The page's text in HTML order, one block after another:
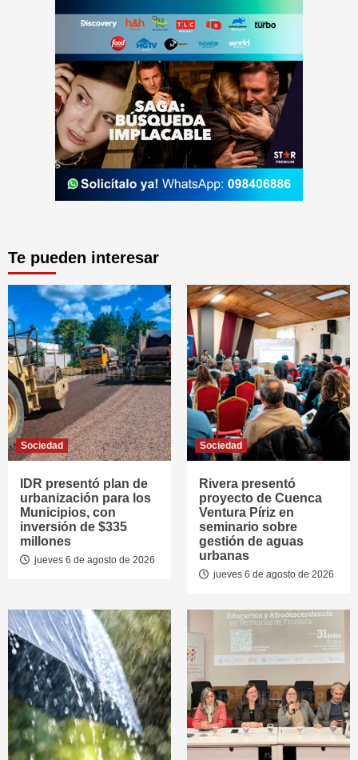
Te pueden interesar
Sociedad
IDR presentó plan de
urbanización para los
Municipios, con
inversión de $335
millones
jueves 6 de agosto de 2026
Sociedad
Rivera presentó
proyecto de Cuenca
Ventura Píriz en
seminario sobre
gestión de aguas
urbanas
jueves 6 de agosto de 2026